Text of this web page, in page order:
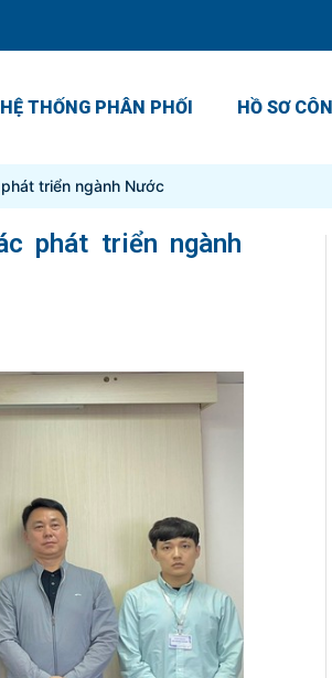
HỆ THỐNG PHÂN PHỐI HỒ SƠ
triển ngành Nước
phát triển ngành